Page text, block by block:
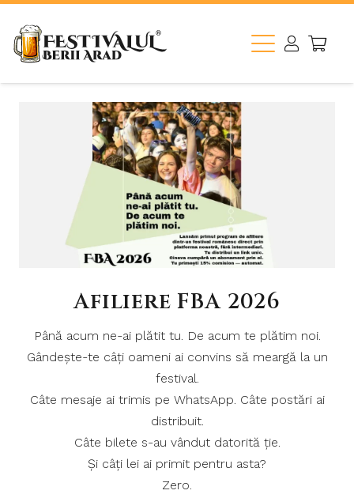
Afiliere FBA 2026
Până acum ne-ai plătit tu. De acum te plătim noi.
Gândește-te câți oameni ai convins să meargă la un
festival.
Câte mesaje ai trimis pe WhatsApp. Câte postări ai
distribuit.
Câte bilete s-au vândut datorită ție.
Și câți lei ai primit pentru asta?
Zero.